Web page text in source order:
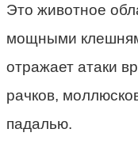
Это животное
мощными
отражает атаки
рачков,
падалью.